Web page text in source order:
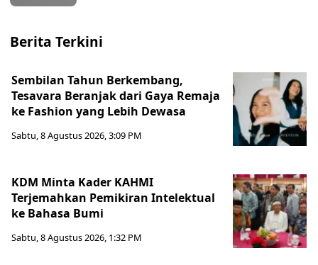
Berita Terkini
Sembilan Tahun Berkembang,
Tesavara Beranjak dari Gaya Remaja
ke Fashion yang Lebih Dewasa
Sabtu, 8 Agustus 2026, 3:09 PM
KDM Minta Kader KAHMI
Terjemahkan Pemikiran Intelektual
ke Bahasa Bumi
Sabtu, 8 Agustus 2026, 1:32 PM